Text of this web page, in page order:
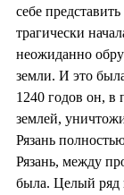
себе
трагически
неожиданно
земли. И это
1240 годов он, в
землей,
Рязань
Рязань, между
была. Целый ряд